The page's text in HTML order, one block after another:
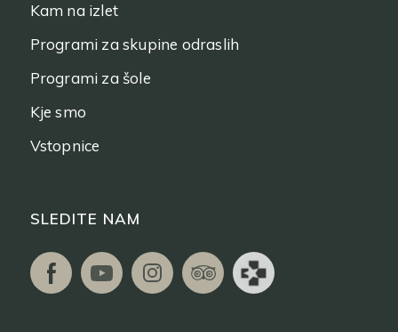
Kam na izlet
Programi za skupine odraslih
Programi za šole
Kje smo
Vstopnice
SLEDITE NAM